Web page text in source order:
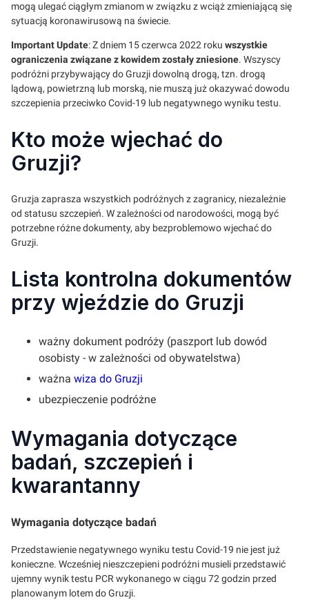
mogą ulegać ciągłym zmianom w związku z wciąż zmieniającą się
sytuacją koronawirusową na świecie.
Important Update: Z dniem 15 czerwca 2022 roku wszystkie
ograniczenia związane z kowidem zostały zniesione. Wszyscy
podróżni przybywający do Gruzji dowolną drogą, tzn. drogą
lądową, powietrzną lub morską, nie muszą już okazywać dowodu
szczepienia przeciwko Covid-19 lub negatywnego wyniku testu.
Kto może wjechać do
Gruzji?
Gruzja zaprasza wszystkich podróżnych z zagranicy, niezależnie
od statusu szczepień. W zależności od narodowości, mogą być
potrzebne różne dokumenty, aby bezproblemowo wjechać do
Gruzji.
Lista kontrolna dokumentów
przy wjeździe do Gruzji
ważny dokument podróży (paszport lub dowód
osobisty - w zależności od obywatelstwa)
ważna wiza do Gruzji
ubezpieczenie podróżne
Wymagania dotyczące
badań, szczepień i
kwarantanny
Wymagania dotyczące badań
Przedstawienie negatywnego wyniku testu Covid-19 nie jest już
konieczne. Wcześniej nieszczepieni podróżni musieli przedstawić
ujemny wynik testu PCR wykonanego w ciągu 72 godzin przed
planowanym lotem do Gruzji.